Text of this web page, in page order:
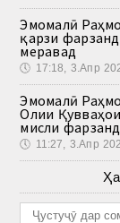
Эмомалӣ
қарзи
меравад
🕔 17:18, 3.Апр
Эмомалӣ
Олии
мисли
🕔 11:27, 3.Апр